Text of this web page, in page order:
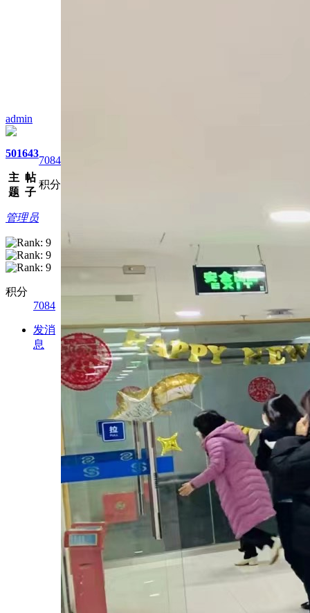
admin
501
主
题
643
帖
子
7084
积分
管理员
积分
7084
发消
息